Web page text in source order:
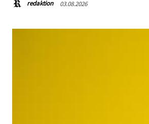
redaktion 03.08.2026